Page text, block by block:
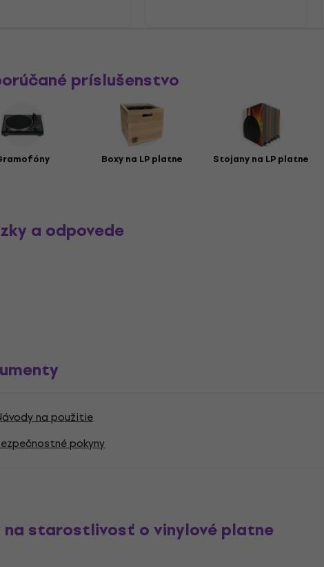
príslušenstvo
Boxy na LP platne Stojany na LP platne
a odpovede
na použitie
pokyny
na starostlivosť o vinylové platne